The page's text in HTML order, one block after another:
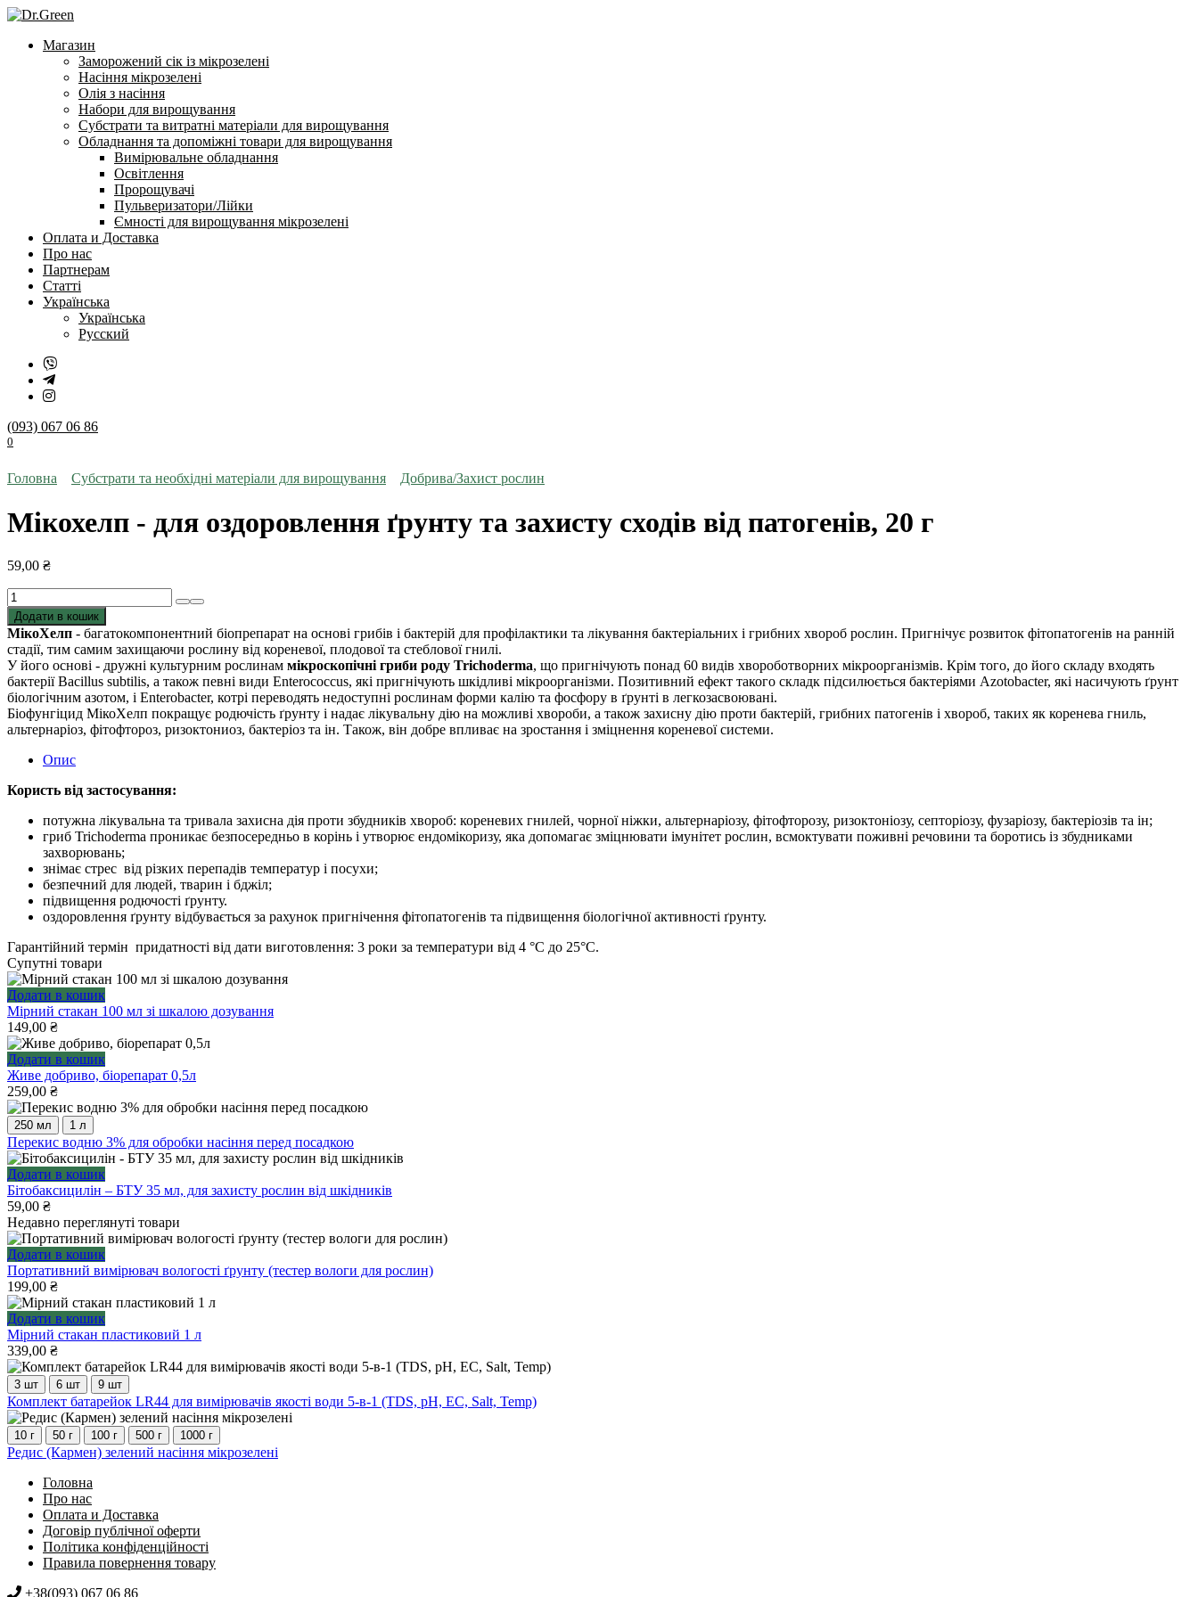
Перейти
змістуМагазин
Заморожений сік із мікрозелені
Насіння мікрозелені
Олія з насіння
Набори для вирощування
Субстрати та витратні матеріали для вирощування
Обладнання та допоміжні товари для вирощування
Вимірювальне обладнання
Освітлення
Пророщувачі
Пульверизатори/Лійки
Ємності для вирощування мікрозелені
Оплата и Доставка
Про нас
Партнерам
Статті
Українська
Українська
Русский
(093) 067 06 86
0
Головна Субстрати та необхідні матеріали для вирощування Добрива/Захист рослин
Мікохелп - для оздоровлення ґрунту та захисту сходів від патогенів, 20 г
59,00 ₴
Мікохелп
-
для
оздоровлення
ґрунту
та
захисту
сходів
від
патогенів,
кількість
Додати в кошик
МікоХелп - багатокомпонентний біопрепарат на основі грибів і бактерій для профілактики та лікування бактеріальних і грибних хвороб рослин. Пригнічує розвиток фітопатогенів на ранній
стадії, тим самим захищаючи рослину від кореневої, плодової та стеблової гнилі.
У його основі - дружні культурним рослинам мікроскопічні гриби роду Trichoderma, що пригнічують понад 60 видів хвороботворних мікроорганізмів. Крім того, до його складу входять
бактерії Bacillus subtilis, а також певні види Enterococcus, які пригнічують шкідливі мікроорганізми. Позитивний ефект такого складк підсилюється бактеріями Azotobacter, які насичують ґрунт
біологічним азотом, і Enterobacter, котрі переводять недоступні рослинам форми калію та фосфору в ґрунті в легкозасвоювані.
Біофунгіцид МікоХелп покращує родючість ґрунту і надає лікувальну дію на можливі хвороби, а також захисну дію проти бактерій, грибних патогенів і хвороб, таких як коренева гниль,
альтернаріоз, фітофтороз, ризоктониоз, бактеріоз та ін. Також, він добре впливає на зростання і зміцнення кореневої системи.
Опис
Користь від застосування:
потужна лікувальна та тривала захисна дія проти збудників хвороб: кореневих гнилей, чорної ніжки, альтернаріозу, фітофторозу, ризоктоніозу, септоріозу, фузаріозу, бактеріозів та ін;
гриб Trichoderma проникає безпосередньо в корінь і утворює ендомікоризу, яка допомагає зміцнювати імунітет рослин, всмоктувати поживні речовини та боротись із збудниками
захворювань;
знімає стрес від різких перепадів температур і посухи;
безпечний для людей, тварин і бджіл;
підвищення родючості ґрунту.
оздоровлення ґрунту відбувається за рахунок пригнічення фітопатогенів та підвищення біологічної активності ґрунту.
Гарантійний термін придатності від дати виготовлення: 3 роки за температури від 4 °С до 25°С.
Супутні товари
Додати в кошик
Мірний стакан 100 мл зі шкалою дозування
149,00 ₴
Додати в кошик
Живе добриво, біорепарат 0,5л
259,00 ₴
250 мл 1 л
Цей
товар
має
кілька
варіантів.
Параметри
можна
вибрати
на
сторінці
товару
Перекис водню 3% для обробки насіння перед посадкою
Додати в кошик
Бітобаксицилін – БТУ 35 мл, для захисту рослин від шкідників
59,00 ₴
Недавно переглянуті товари
Додати в кошик
Портативний вимірювач вологості ґрунту (тестер вологи для рослин)
199,00 ₴
Додати в кошик
Мірний стакан пластиковий 1 л
339,00 ₴
3 шт 6 шт 9 шт
Цей
товар
має
кілька
варіантів.
Параметри
можна
вибрати
сторінці
товару
Комплект батарейок LR44 для вимірювачів якості води 5-в-1 (TDS, pH, EC, Salt, Temp)
10 г 50 г 100 г 500 г 1000 г
Цей
кілька
варіантів.
Параметри
можна
вибрати
Редис (Кармен) зелений насіння мікрозелені
Головна
Про нас
Оплата и Доставка
Договір публічної оферти
Політика конфіденційності
Правила повернення товару
+38(093) 067 06 86